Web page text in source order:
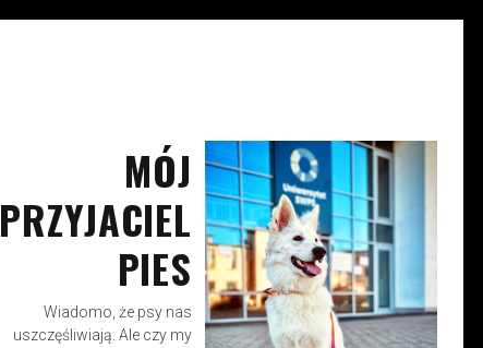
WERONIKA KRAWCZYK
MAR 29, 2023
MÓJ
PRZYJACIEL
PIES
Wiadomo, że psy nas
uszczęśliwiają. Ale czy my